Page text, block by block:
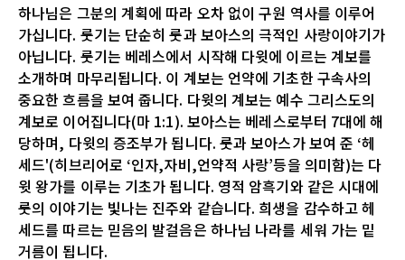
하나님은 그분의 계획에 따라 오차 없이 구원 역사를 이루어
가십니다. 룻기는 단순히 룻과 보아스의 극적인 사랑이야기가
아닙니다. 룻기는 베레스에서 시작해 다윗에 이르는 계보를
소개하며 마무리됩니다. 이 계보는 언약에 기초한 구속사의
중요한 흐름을 보여 줍니다. 다윗의 계보는 예수 그리스도의
계보로 이어집니다(마 1:1). 보아스는 베레스로부터 7대에 해
당하며, 다윗의 증조부가 됩니다. 룻과 보아스가 보여 준 ‘헤
세드'(히브리어로 ‘인자,자비,언약적 사랑’등을 의미함)는 다
윗 왕가를 이루는 기초가 됩니다. 영적 암흑기와 같은 시대에
룻의 이야기는 빛나는 진주와 같습니다. 희생을 감수하고 헤
세드를 따르는 믿음의 발걸음은 하나님 나라를 세워 가는 밑
거름이 됩니다.